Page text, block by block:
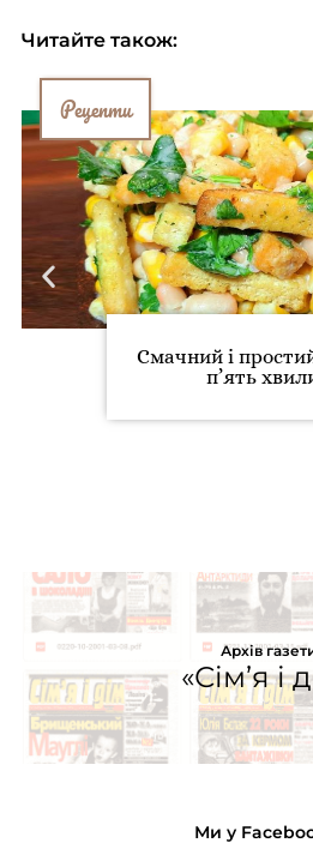
Читайте також:
Рецепти
Смачний і
п’ять
Архів
«Сім’я і
Ми у